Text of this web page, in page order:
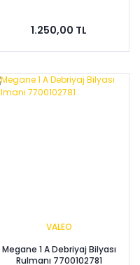
1.250,00 TL
VALEO
Megane 1 A Debriyaj Bilyası
Rulmanı 7700102781